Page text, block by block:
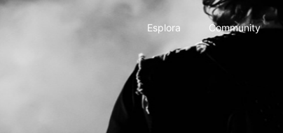
Esplora Community